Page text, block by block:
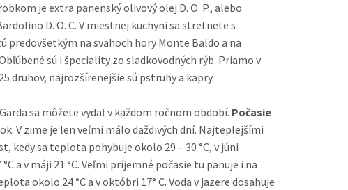
je extra panenský olivový olej D. O. P., alebo
D. O. C. V miestnej kuchyni sa stretnete s
sú i špeciality zo sladkovodných rýb. Priamo v
jazere ich žije viac ako 25 druhov, najrozšírenejšie sú pstruhy a kapry.
sa môžete vydať v každom ročnom období. Počasie
je len veľmi málo daždivých dní. Najteplejšími
kedy sa teplota pohybuje okolo 29 – 30 °C, v júni
a v máji 21 °C. Veľmi príjemné počasie tu panuje i na
okolo 24 °C a v októbri 17° C. Voda v jazere dosahuje